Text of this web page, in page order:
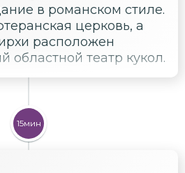
в романском стиле.
церковь, а
расположен
областной театр кукол.
15мин